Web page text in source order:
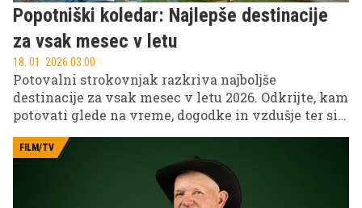
Popotniški koledar: Najlepše destinacije
za vsak mesec v letu
18. 01. 2026 03.00
Potovalni strokovnjak razkriva najboljše
destinacije za vsak mesec v letu 2026. Odkrijte, kam
potovati glede na vreme, dogodke in vzdušje ter si
ustvarite popoln koledar mestnih oddihov.
FILM/TV